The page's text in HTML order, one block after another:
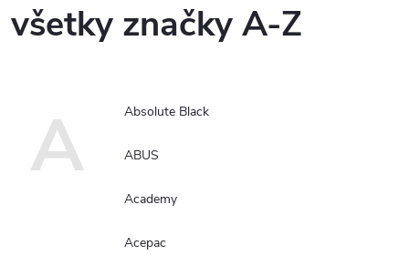
všetky značky A-Z
A Absolute Black
ABUS
Academy
Acepac